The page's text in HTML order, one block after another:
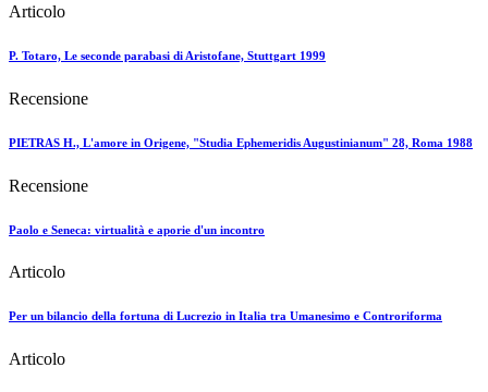
Articolo
P. Totaro, Le seconde parabasi di Aristofane, Stuttgart 1999
Recensione
PIETRAS H., L'amore in Origene, "Studia Ephemeridis Augustinianum" 28, Roma 1988
Recensione
Paolo e Seneca: virtualità e aporie d'un incontro
Articolo
Per un bilancio della fortuna di Lucrezio in Italia tra Umanesimo e Controriforma
Articolo